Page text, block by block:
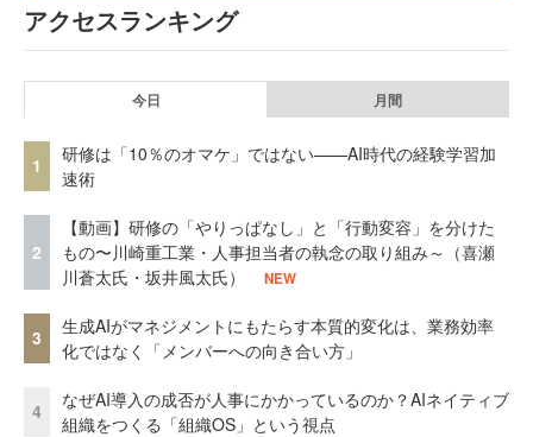
アクセスランキング
今日 月間
1
研修は「10％のオマケ」ではない——AI時代の経験学習加
速術
2
【動画】研修の「やりっぱなし」と「行動変容」を分けた
もの〜川崎重工業・人事担当者の執念の取り組み～（喜瀬
川蒼太氏・坂井風太氏）
NEW
3
生成AIがマネジメントにもたらす本質的変化は、業務効率
化ではなく「メンバーへの向き合い方」
4
なぜAI導入の成否が人事にかかっているのか？AIネイティブ
組織をつくる「組織OS」という視点